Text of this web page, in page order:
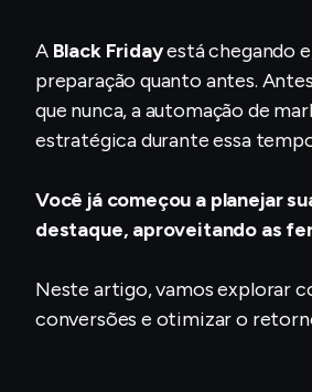
A Black Fridayestá chegando
preparação quanto antes.
que nunca, a automação de
estratégica durante essa
Você já começou a planejar
destaque, aproveitando as
Neste artigo, vamos explorar
conversões e otimizar o